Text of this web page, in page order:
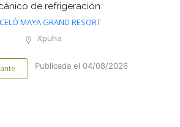
de refrigeración
MAYA GRAND RESORT
Xpuha
Publicada el 04/08/2026